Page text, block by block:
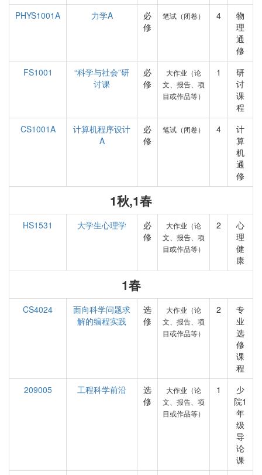
PHYS1001A
力学A
必
修
笔试（闭卷） 4
物
理
通
修
FS1001
“科学与社会”研
讨课
必
修
大作业（论
文、报告、项
目或作品等）
1
研
讨
课
程
CS1001A
计算机程序设计
A
必
修
笔试（闭卷） 4
计
算
机
通
修
1秋,1春
HS1531 大学生心理学
必
修
大作业（论
文、报告、项
目或作品等）
2
心
理
健
康
1春
CS4024
面向科学问题求
解的编程实践
选
修
大作业（论
文、报告、项
目或作品等）
2
专
业
选
修
课
程
209005
工程科学前沿
选
修
大作业（论
文、报告、项
目或作品等）
1
少
院1
年
级
导
论
课